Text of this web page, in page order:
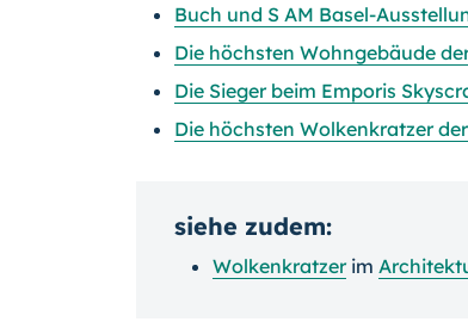
Buch und S AM Basel-
Die höchsten Wohngebäude
Die Sieger beim Emporis
Die höchsten Wolkenkratzer
siehe zudem:
Wolkenkratzerim